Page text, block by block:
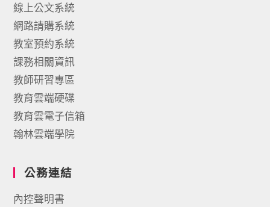
線上公文系統
網路請購系統
教室預約系統
課務相關資訊
教師研習專區
教育雲端硬碟
教育雲電子信箱
翰林雲端學院
公務連結
內控聲明書